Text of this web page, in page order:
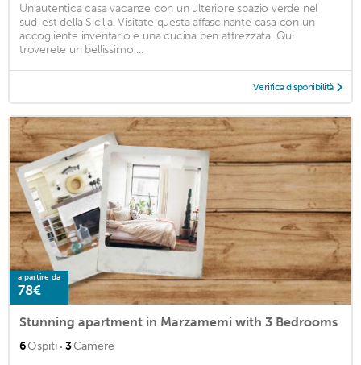
Un'autentica casa vacanze con un ulteriore spazio verde nel
sud-est della Sicilia. Visitate questa affascinante casa con un
accogliente inventario e una cucina ben attrezzata. Qui
troverete un bellissimo ...
Verifica disponibilità
a partire da
78€
Stunning apartment in Marzamemi with 3 Bedrooms
6Ospiti · 3Camere